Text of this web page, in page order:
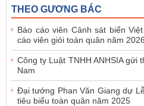
THEO GƯƠNG BÁC
Báo cáo viên Cảnh sát biển
cáo viên giỏi toàn quân năm 2026
Công ty Luật TNHH ANHSIA gửi
Nam
Đại tướng Phan Văn Giang dự
tiêu biểu toàn quân năm 2025